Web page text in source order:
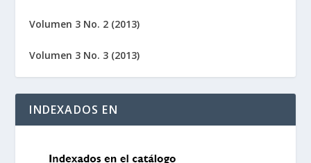
Volumen 3 No. 2 (2013)
Volumen 3 No. 3 (2013)
INDEXADOS EN